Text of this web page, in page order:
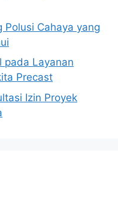
Polusi Cahaya yang
pada Layanan
Precast
Izin Proyek